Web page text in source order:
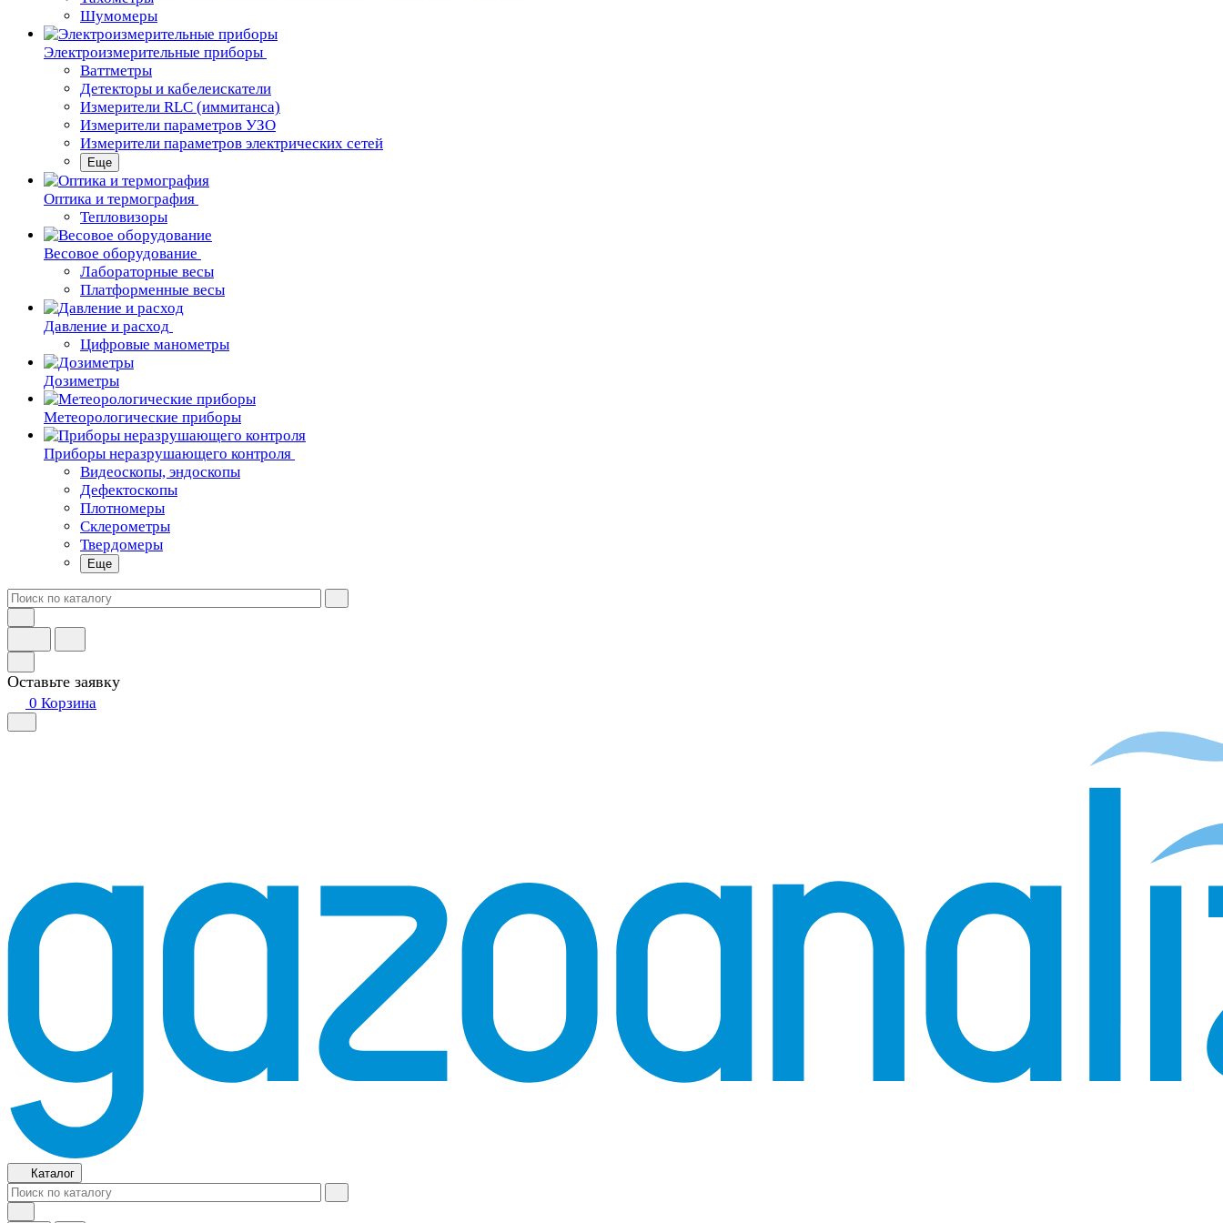
Шумомеры
Электроизмерительные приборы
Ваттметры
Детекторы и кабелеискатели
Измерители RLC (иммитанса)
Измерители параметров УЗО
Измерители параметров электрических сетей
Еще
Oптика и термография
Тепловизоры
Весовое оборудование
Лабораторные весы
Платформенные весы
Давление и расход
Цифровые манометры
Дозиметры
Метеорологические приборы
Приборы неразрушающего контроля
Видеоскопы, эндоскопы
Дефектоскопы
Плотномеры
Склерометры
Твердомеры
Еще
Оставьте заявку
0 Корзина
Каталог